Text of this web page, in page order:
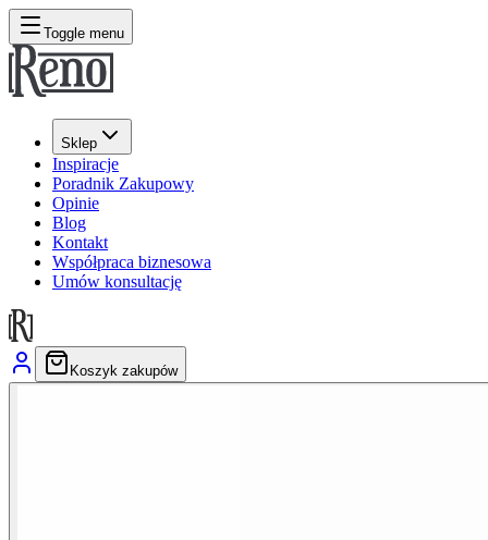
Toggle menu
Sklep
Inspiracje
Poradnik Zakupowy
Opinie
Blog
Kontakt
Współpraca biznesowa
Umów konsultację
Koszyk zakupów